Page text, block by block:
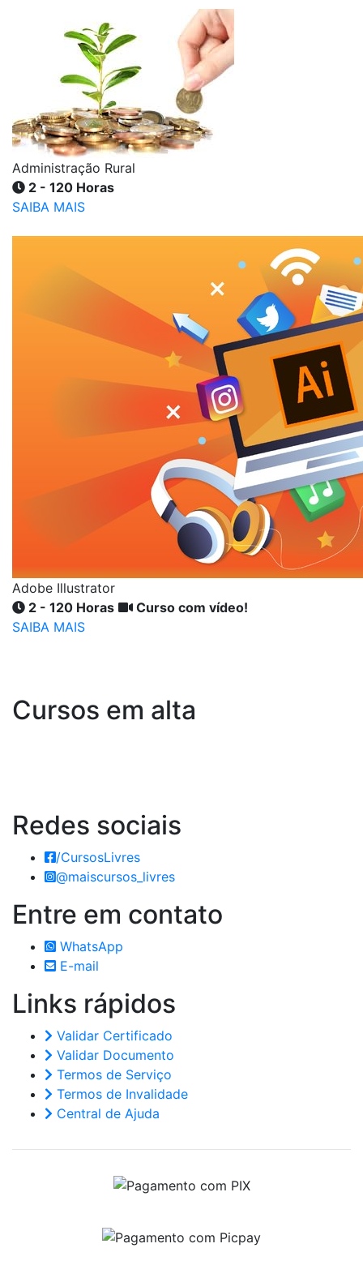
Administração Rural
2 - 120 Horas
SAIBA MAIS
Adobe Illustrator
2 - 120 Horas
Curso com vídeo!
SAIBA MAIS
Cursos em alta
Redes sociais
/CursosLivres
@maiscursos_livres
Entre em contato
WhatsApp
E-mail
Links rápidos
Validar Certificado
Validar Documento
Termos de Serviço
Termos de Invalidade
Central de Ajuda